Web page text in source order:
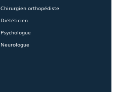
Chirurgien orthopédiste
Diététicien
Psychologue
Neurologue